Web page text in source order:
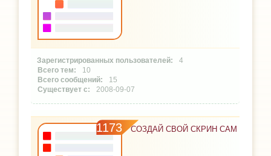
4
10
15
2008-09-07
1173 СОЗДАЙ СВОЙ СКРИН САМ